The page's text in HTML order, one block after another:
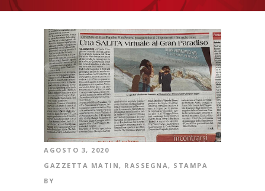
AGOSTO 3, 2020
GAZZETTA MATIN , RASSEGNA , STAMPA
BY